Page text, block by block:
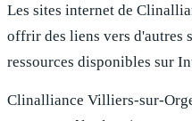
Les sites internet de
offrir des liens vers d'autres
ressources disponibles sur
Clinalliance Villiers-sur-